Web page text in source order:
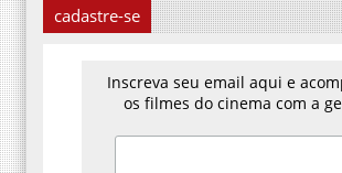
cadastre-se
Inscreva seu email aqui e
os filmes do cinema com a